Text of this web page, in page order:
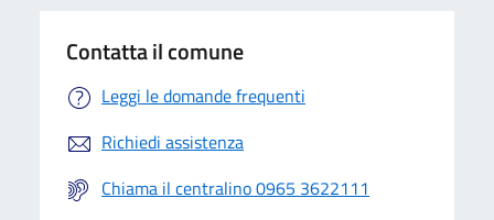
Contatta il comune
Leggi le domande frequenti
Richiedi assistenza
Chiama il centralino 0965 3622111